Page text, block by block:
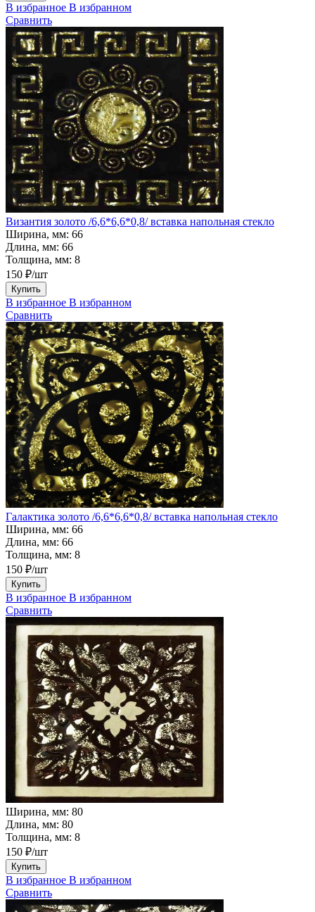
В избранное В избранном
Сравнить
Византия золото /6,6*6,6*0,8/ вставка напольная стекло
Ширина, мм: 66
Длина, мм: 66
Толщина, мм: 8
150 ₽/шт
Купить
В избранное В избранном
Сравнить
Галактика золото /6,6*6,6*0,8/ вставка напольная стекло
Ширина, мм: 66
Длина, мм: 66
Толщина, мм: 8
150 ₽/шт
Купить
В избранное В избранном
Сравнить
Ширина, мм: 80
Длина, мм: 80
Толщина, мм: 8
150 ₽/шт
Купить
В избранное В избранном
Сравнить